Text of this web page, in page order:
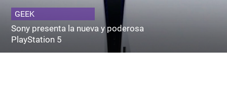
GEEK
Sony presenta la nueva y poderosa
PlayStation 5